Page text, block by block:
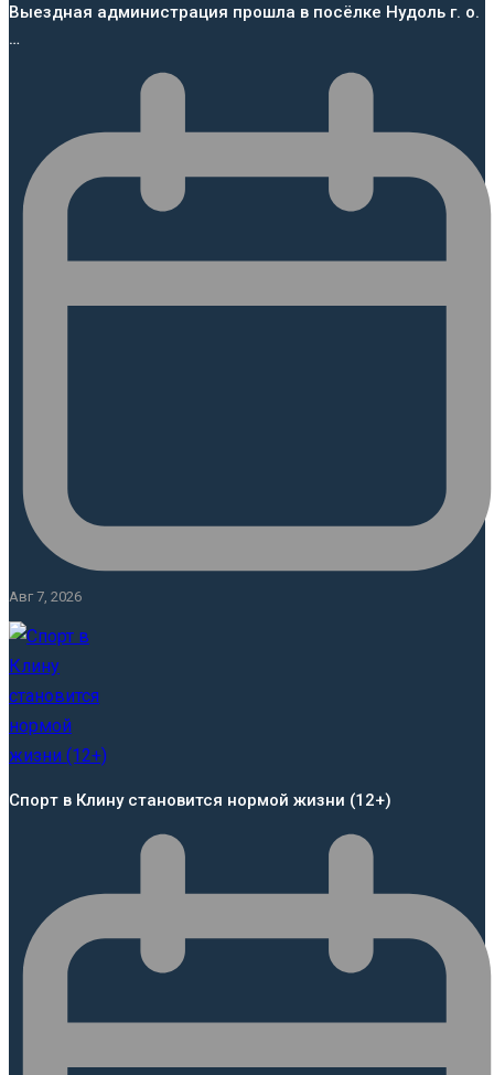
Выездная администрация прошла в посёлке Нудоль г. о.
…
Авг 7, 2026
Спорт в Клину становится нормой жизни (12+)